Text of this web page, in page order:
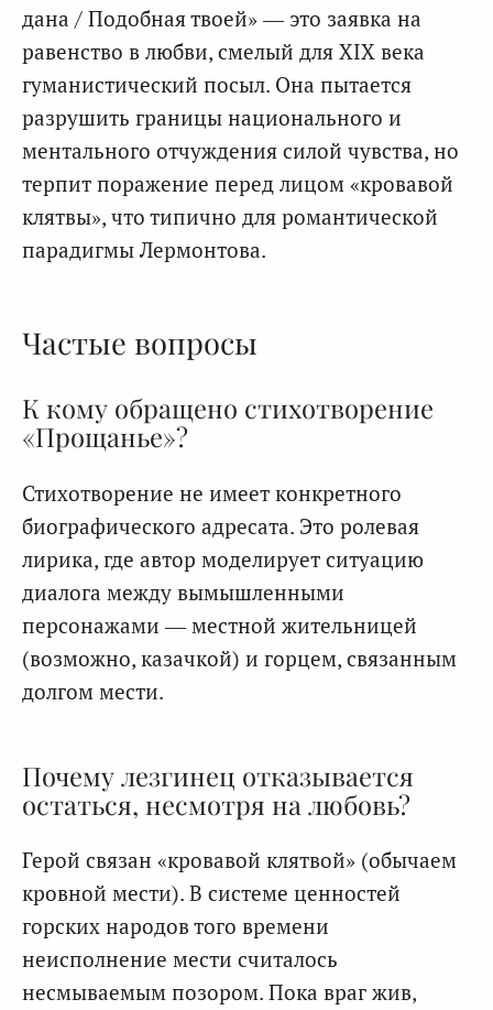
дана / Подобная твоей» — это заявка на
равенство в любви, смелый для XIX века
гуманистический посыл. Она пытается
разрушить границы национального и
ментального отчуждения силой чувства, но
терпит поражение перед лицом «кровавой
клятвы», что типично для романтической
парадигмы Лермонтова.
Частые вопросы
К кому обращено стихотворение
«Прощанье»?
Стихотворение не имеет конкретного
биографического адресата. Это ролевая
лирика, где автор моделирует ситуацию
диалога между вымышленными
персонажами — местной жительницей
(возможно, казачкой) и горцем, связанным
долгом мести.
Почему лезгинец отказывается
остаться, несмотря на любовь?
Герой связан «кровавой клятвой» (обычаем
кровной мести). В системе ценностей
горских народов того времени
неисполнение мести считалось
несмываемым позором. Пока враг жив,